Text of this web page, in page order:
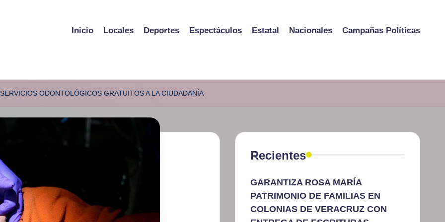
Inicio Locales Deportes Espectáculos Estatal Nacionales Campañas Políticas
ODONTOLÓGICOS GRATUITOS A LA CIUDADANÍA
Recientes
GARANTIZA ROSA MARÍA
PATRIMONIO DE FAMILIAS EN
COLONIAS DE VERACRUZ CON